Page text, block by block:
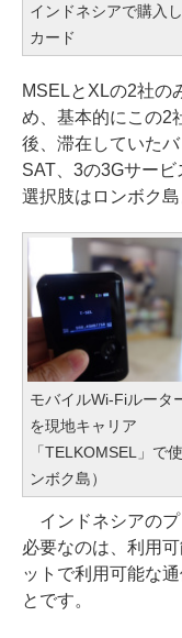
インドネシアで購入
カード
MSELとXLの2社の
め、基本的にこの2
後、滞在していた
SAT、3の3Gサー
選択肢はロンボク
モバイルWi-Fiルータ
を現地キャリア
「TELKOMSEL」で
ンボク島）
インドネシアのプ
必要なのは、利用
ットで利用可能な
とです。